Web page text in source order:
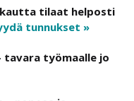
kautta tilaat helposti
tunnukset »
työmaalle jo